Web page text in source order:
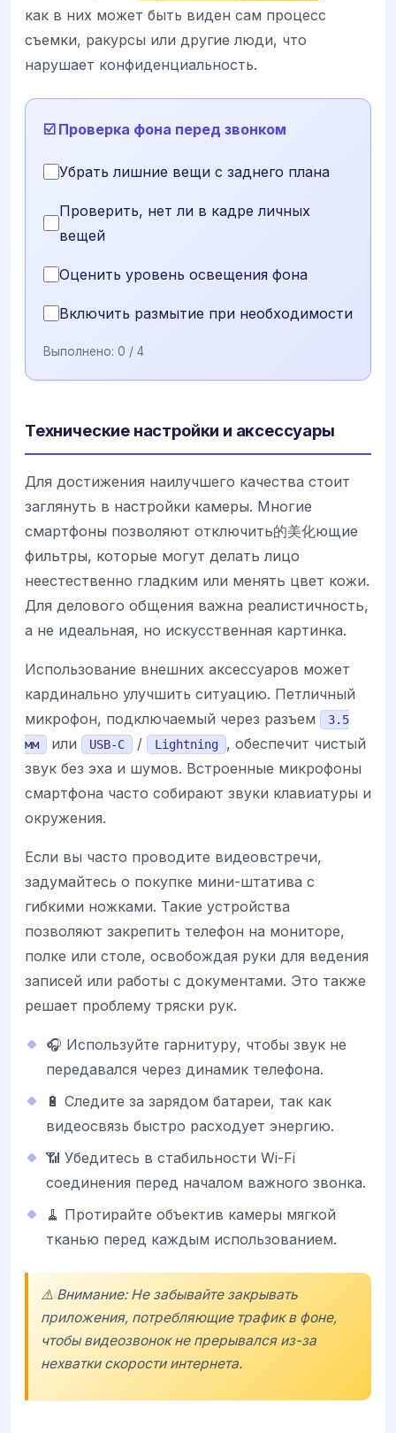
как в них может быть виден сам процесс
съемки, ракурсы или другие люди, что
нарушает конфиденциальность.
☑️ Проверка фона перед звонком
Убрать лишние вещи с заднего плана
Проверить, нет ли в кадре личных
вещей
Оценить уровень освещения фона
Включить размытие при необходимости
Выполнено: 0 / 4
Технические настройки и аксессуары
Для достижения наилучшего качества стоит
заглянуть в настройки камеры. Многие
смартфоны позволяют отключить的美化ющие
фильтры, которые могут делать лицо
неестественно гладким или менять цвет кожи.
Для делового общения важна реалистичность,
а не идеальная, но искусственная картинка.
Использование внешних аксессуаров может
кардинально улучшить ситуацию. Петличный
микрофон, подключаемый через разъем
3.5
мм
или USB-C / Lightning
, обеспечит чистый
звук без эха и шумов. Встроенные микрофоны
смартфона часто собирают звуки клавиатуры и
окружения.
Если вы часто проводите видеовстречи,
задумайтесь о покупке мини-штатива с
гибкими ножками. Такие устройства
позволяют закрепить телефон на мониторе,
полке или столе, освобождая руки для ведения
записей или работы с документами. Это также
решает проблему тряски рук.
🎧 Используйте гарнитуру, чтобы звук не
передавался через динамик телефона.
🔋 Следите за зарядом батареи, так как
видеосвязь быстро расходует энергию.
📶 Убедитесь в стабильности Wi-Fi
соединения перед началом важного звонка.
🧹 Протирайте объектив камеры мягкой
тканью перед каждым использованием.
⚠️ Внимание: Не забывайте закрывать
приложения, потребляющие трафик в фоне,
чтобы видеозвонок не прерывался из-за
нехватки скорости интернета.